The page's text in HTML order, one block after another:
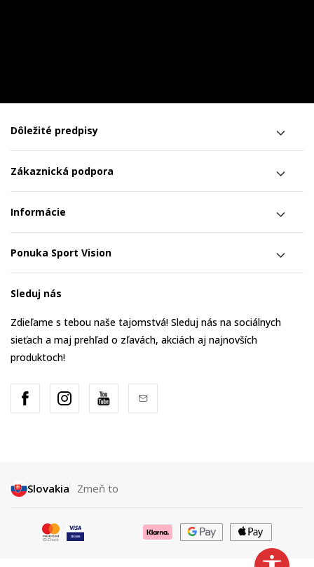
Dôležité predpisy
Zákaznická podpora
Informácie
Ponuka Sport Vision
Sleduj nás
Zdieľame s tebou naše tajomstvá! Sleduj nás na sociálnych
sieťach a maj prehľad o zľavách, akciách aj najnovších
produktoch!
Slovakia Zmeň to